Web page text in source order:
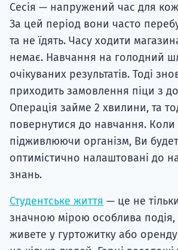
Сесія — напружений час для
За цей період вони часто
та не їдять. Часу ходити
немає. Навчання на голодний
очікуваних результатів. Тоді
приходить замовлення піци з
Операція займе 2 хвилини, та
повернутися до навчання.
підживлюючи організм, Ви
оптимістично налаштовані до
знань.
Студентське життя — це не
значною мірою особлива
живете у гуртожитку або